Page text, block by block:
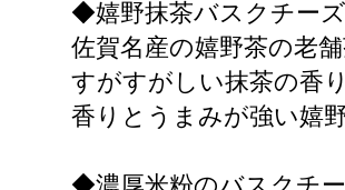
◆嬉野抹茶バスクチー
佐賀名産の嬉野茶の老
すがすがしい抹茶の香
香りとうまみが強い嬉